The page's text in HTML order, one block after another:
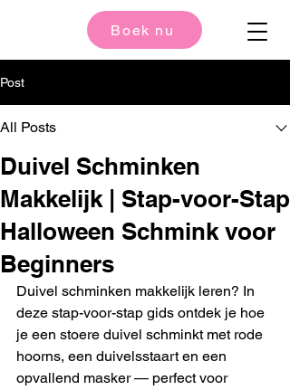
Boek nu
Post
All Posts
Duivel Schminken
Makkelijk | Stap-voor-Stap
Halloween Schmink voor
Beginners
Duivel schminken makkelijk leren? In
deze stap-voor-stap gids ontdek je hoe
je een stoere duivel schminkt met rode
hoorns, een duivelsstaart en een
opvallend masker — perfect voor